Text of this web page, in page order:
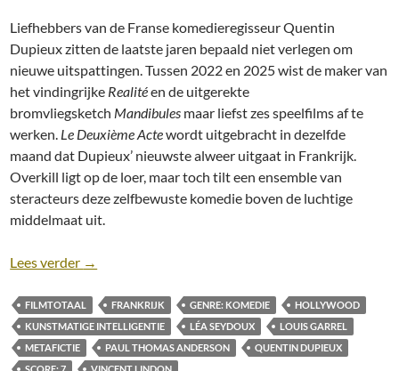
Liefhebbers van de Franse komedieregisseur Quentin
Dupieux zitten de laatste jaren bepaald niet verlegen om
nieuwe uitspattingen. Tussen 2022 en 2025 wist de maker van
het vindingrijke Realitéen de uitgerekte
bromvliegsketch Mandibules maar liefst zes speelfilms af te
werken. Le Deuxième Actewordt uitgebracht in dezelfde
maand dat Dupieux’ nieuwste alweer uitgaat in Frankrijk.
Overkill ligt op de loer, maar toch tilt een ensemble van
steracteurs deze zelfbewuste komedie boven de luchtige
middelmaat uit.
Lees verder Recensie: Le Deuxième Acte [Quentin Dupieux,
→
FILMTOTAAL FRANKRIJK GENRE: KOMEDIE
HOLLYWOOD
KUNSTMATIGE INTELLIGENTIE
LÉA SEYDOUX
LOUIS GARREL
METAFICTIE
PAUL THOMAS ANDERSON
QUENTIN DUPIEUX